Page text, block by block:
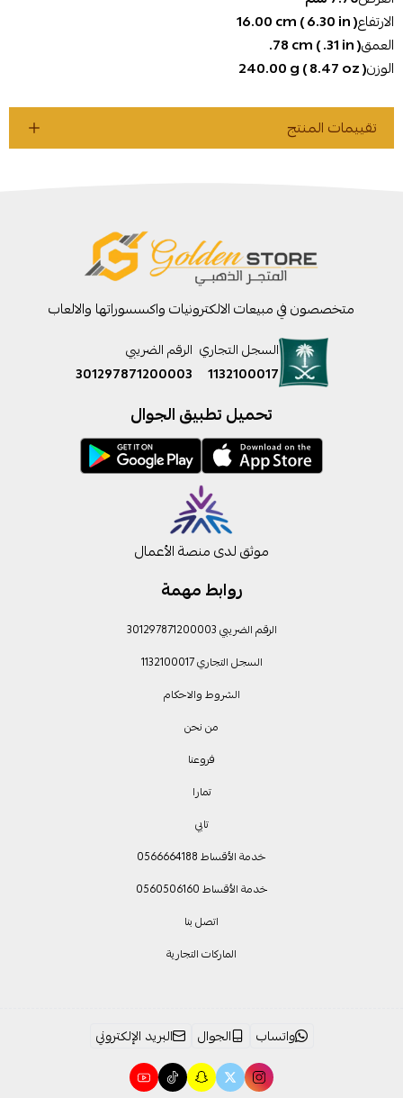
الارتفاع‎16‎.00‎ cm ( ‎6‎.30‎ in )‎
العمق‎.78‎ cm ( .31‎ in )‎
الوزن‎240‎.00‎ g ( ‎8‎.47‎ oz )‎
تقييمات المنتج
روابط مهمة
الرقم الضريبي 301297871200003
السجل التجاري 1132100017
الشروط والاحكام
من نحن
فروعنا
تمارا
تابي
خدمة الأقساط 0566664188
خدمة الأقساط 0560506160
اتصل بنا
الماركات التجارية
متخصصون في مبيعات الالكترونيات واكسسوراتها والالعاب
السجل التجاري
1132100017
الرقم الضريبي
301297871200003
تحميل تطبيق الجوال
موثق لدى منصة الأعمال
واتساب الجوال البريد الإلكتروني